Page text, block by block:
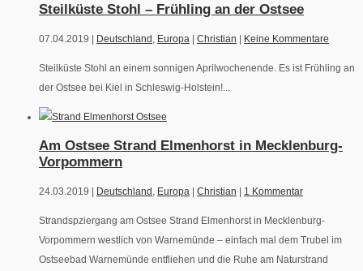
Steilküste Stohl – Frühling an der Ostsee
07.04.2019 | Deutschland Europa | Christian | Keine Kommentare
Steilküste Stohl an einem sonnigen Aprilwochenende. Es ist Frühling an
der Ostsee bei Kiel in Schleswig-Holstein!...
Am Ostsee Strand Elmenhorst in Mecklenburg-
Vorpommern
24.03.2019 | Deutschland , Europa Christian 1 Kommentar
Strandspziergang am Ostsee Strand Elmenhorst in Mecklenburg-
Vorpommern westlich von Warnemünde – einfach mal dem Trubel im
Ostseebad Warnemünde entfliehen und die Ruhe am Naturstrand